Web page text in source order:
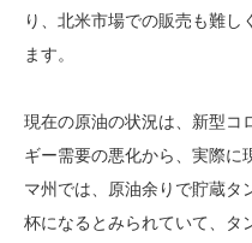
り、北米市場での販売も難し
ます。
現在の原油の状況は、新型コ
ギー需要の悪化から、実際に
マ州では、原油余りで貯蔵タ
杯になるとみられていて、タ